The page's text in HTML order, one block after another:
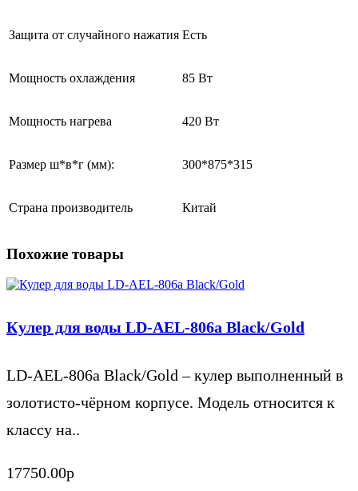
Защита от случайного нажатия Есть
Мощность охлаждения 85 Вт
Мощность нагрева 420 Вт
Размер ш*в*г (мм): 300*875*315
Страна производитель Китай
Похожие товары
Кулер для воды LD-AEL-806a Black/Gold
LD-AEL-806a Black/Gold – кулер выполненный в
золотисто-чёрном корпусе. Модель относится к
классу на..
17750.00р